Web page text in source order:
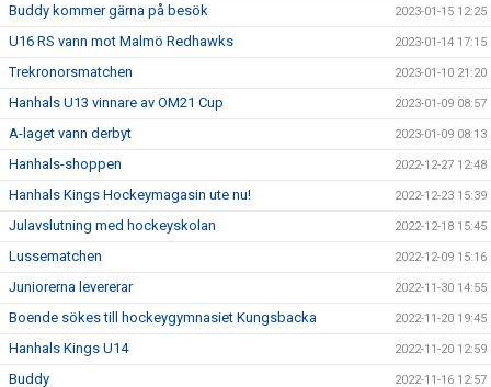
Buddy kommer gärna på besök 2023-01-15 12:25
U16 RS vann mot Malmö Redhawks 2023-01-14 17:15
Trekronorsmatchen 2023-01-10 21:20
Hanhals U13 vinnare av OM21 Cup 2023-01-09 08:57
A-laget vann derbyt 2023-01-09 08:13
Hanhals-shoppen 2022-12-27 12:48
Hanhals Kings Hockeymagasin ute nu! 2022-12-23 15:39
Julavslutning med hockeyskolan 2022-12-18 15:45
Lussematchen 2022-12-09 15:16
Juniorerna levererar 2022-11-30 14:55
Boende sökes till hockeygymnasiet Kungsbacka 2022-11-20 19:45
Hanhals Kings U14 2022-11-20 12:59
Buddy 2022-11-16 12:57